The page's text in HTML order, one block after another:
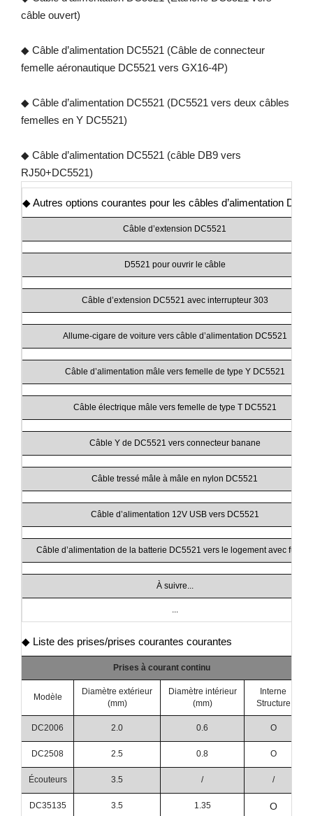
câble ouvert)
◆ Câble d’alimentation DC5521 (Câble de connecteur
femelle aéronautique DC5521 vers GX16-4P)
◆ Câble d’alimentation DC5521 (DC5521 vers deux câbles
femelles en Y DC5521)
◆ Câble d’alimentation DC5521 (câble DB9 vers
RJ50+DC5521)
◆ Autres options courantes pour les câbles d’alimentation
Câble d’extension DC5521
D5521 pour ouvrir le câble
Câble d’extension DC5521 avec interrupteur 303
Allume-cigare de voiture vers câble d’alimentation DC5521
Câble d’alimentation mâle vers femelle de type Y DC5521
Câble électrique mâle vers femelle de type T DC5521
Câble Y de DC5521 vers connecteur banane
Câble tressé mâle à mâle en nylon DC5521
Câble d’alimentation 12V USB vers DC5521
Câble d’alimentation de la batterie DC5521 vers le logement avec fusible
À suivre...
◆ Liste des prises/prises courantes courantes
Prises à courant continu
Modèle
Diamètre extérieur
(mm)
Diamètre intérieur
(mm)
Interne
Structure
DC2006 2.0 0.6 O
DC2508 2.5 0.8 O
Écouteurs 3.5 / /
DC35135 3.5 1.35 O